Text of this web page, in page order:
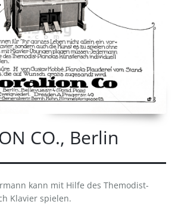
CO., Berlin
kann mit Hilfe des Themodist-
Klavier spielen.